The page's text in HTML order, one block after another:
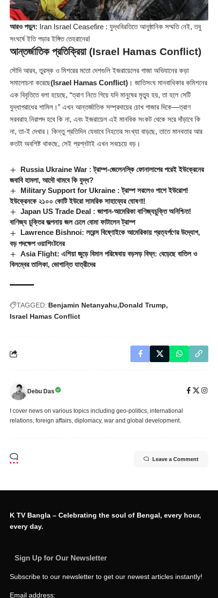
আরও পড়ুন: Iran Israel Ceasefire : যুদ্ধবিরতিতে আনুষ্ঠানিক সম্মতি নেই, তবু
সংঘর্ষে ইতি পড়ার ইঙ্গিত তেহরানের!
আন্তর্জাতিক প্রতিক্রিয়া (Israel Hamas Conflict)
সৌদি আরব, তুরস্ক ও মিশরের মতো দেশগুলি ইজরায়েলের গাজা অভিযানের কড়া
সমালোচনা করেছে(Israel Hamas Conflict) । জাতিসংঘ মানবাধিকার কমিশনের
এক বিবৃতিতে বলা হয়েছে, “ত্রাণ নিতে গিয়ে যদি মানুষের মৃত্যু হয়, তা হলে সেটি
যুদ্ধাপরাধের শামিল।” এখন আন্তর্জাতিক সম্প্রদায়ের চোখ গাজার দিকে—ত্রাণ
সরবরাহ নিরাপদ হবে কি না, এবং ইজরায়েল এই মানবিক সংকট থেকে সরে দাঁড়াবে কি
না, তা-ই দেখার। কিন্তু প্রতিদিন যেভাবে নিহতের সংখ্যা বাড়ছে, তাতে মানবতার আর
কতটা অবশিষ্ট থাকছে, সেই প্রশ্নটাই এখন সবচেয়ে বড়।
Russia Ukraine War : ট্রাম্প-জেলেনস্কি ফোনালাপের পরেই ইউক্রেনের
জবাবি হামলা, আদৌ থামবে কি যুদ্ধ?
Military Support for Ukraine : ট্রাম্প সরলেও পাশে ইউরোপ!
ইউক্রেনকে ২১০০ কোটি ইউরো সামরিক সাহায্যের ঘোষণা!
Japan US Trade Deal : জাপান-আমেরিকা বাণিজ্যচুক্তি অনিশ্চিত!
বাণিজ্য চুক্তির জল্পনায় জল ঢেলে বোমা ফাটালেন ট্রাম্প
Lawrence Bishnoi: লরেন্স বিষ্ণোইকে আমেরিকায় প্রত্যর্পণের উদ্যোগ,
বড় পদক্ষেপ ওয়াশিংটনের
Asia Flight: এশিয়া জুড়ে বিমান পরিষেবায় বড়সড় বিঘ্ন: বেড়েছে বাতিল ও
বিলম্বের তালিকা, ভোগান্তি যাত্রীদের
TAGGED: Benjamin Netanyahu Donald Trump
Israel Hamas Conflict
Debu Das
I cover news on various topics including geo-politics, international
relations, foreign affairs, diplomacy, war and global development.
Leave a Comment
K TV Bangla – Celebrating the soul of Bengal, every hour,
every day.
Sign Up for Our Newsletter
Subscribe to our newsletter to get our newest articles instantly!
Email address: